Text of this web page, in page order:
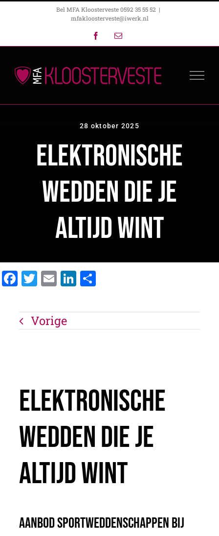
Bel MFA Kloosterveste 0592 35 55 52 |
mfakloosterveste@iwerk.nl
Facebook
E-
28 oktober 2025
Elektronische
Wedden Die Je
Altijd Wint
Facebook
Twitter
EmailLinkedIn
Vorige
Elektronische
Wedden Die Je
Altijd Wint
Aanbod sportweddenschappen bij